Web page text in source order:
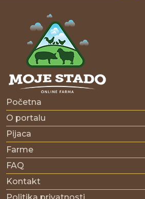
Početna
O portalu
Pijaca
Farme
FAQ
Kontakt